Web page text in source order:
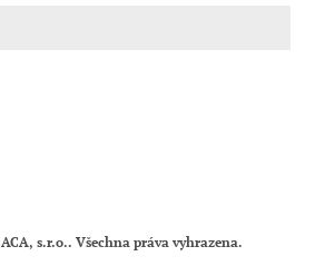
ACA, s.r.o.. Všechna práva vyhrazena.